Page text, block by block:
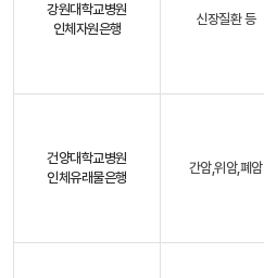
강원대학교병원
인체자원은행
신장질환 등
건양대학교병원
인체유래물은행
간암,위암,폐암